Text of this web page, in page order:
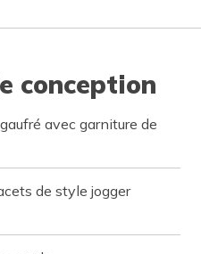
conception
avec garniture de
de style jogger